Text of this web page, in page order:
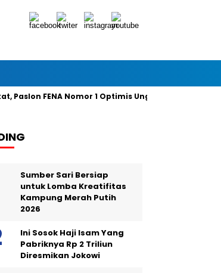
FENA Nomor 1 Optimis Unggul 49 Persen Suara
Sumber Sari Bersiap
untuk Lomba Kreatifitas
Kampung Merah Putih
2026
Ini Sosok Haji Isam Yang
Pabriknya Rp 2 Triliun
Diresmikan Jokowi